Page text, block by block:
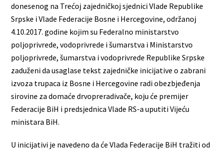
donesenog na Trećoj zajedničkoj sjednici Vlade Republike
Srpske i Vlade Federacije Bosne i Hercegovine, održanoj
4.10.2017. godine kojim su Federalno ministarstvo
poljoprivrede, vodoprivrede i šumarstva i Ministarstvo
poljoprivrede, šumarstva i vodoprivrede Republike Srpske
zaduženi da usaglase tekst zajedničke inicijative o zabrani
izvoza trupaca iz Bosne i Hercegovine radi obezbjeđenja
sirovine za domaće drvopreradivače, koju će premijer
Federacije BiH i predsjednica Vlade RS-a uputiti Vijeću
ministara BiH.
U inicijativi je navedeno da će Vlada Federacije BiH tražiti od